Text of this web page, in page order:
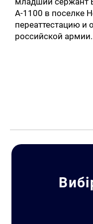
А-1100 в поселке
переаттестацию и
российской армии.